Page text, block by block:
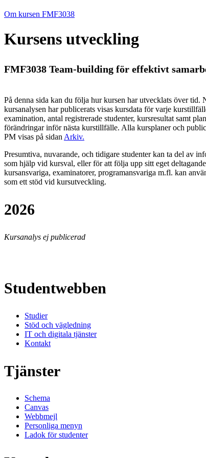
Om kursen FMF3038
Kursens utveckling
FMF3038 Team-building för effektivt
På denna sida kan du följa hur kursen har utvecklats över tid.
kursanalysen har publicerats visas kursdata för varje
examination, antal registrerade studenter, kursresultat samt
förändringar inför nästa kurstillfälle. Alla kursplaner och
PM visas på sidan Arkiv.
Presumtiva, nuvarande, och tidigare studenter kan ta del av
som hjälp vid kursval, eller för att följa upp sitt eget
kursansvariga, examinatorer, programansvariga m.fl. kan
som ett stöd vid kursutveckling.
2026
Kursanalys ej publicerad
Studentwebben
Studier
Stöd och vägledning
IT och digitala tjänster
Kontakt
Tjänster
Schema
Canvas
Webbmejl
Personliga menyn
Ladok för studenter